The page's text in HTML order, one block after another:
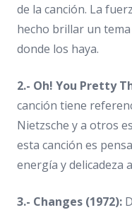
de la canción. La
hecho brillar un
donde los haya.
2.- Oh! You Pretty
canción tiene
Nietzsche y a otros
esta canción es
energía y delicadeza
3.- Changes (1972):